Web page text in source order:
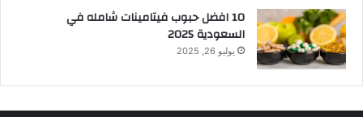
10 افضل حبوب فيتامينات شامله​ في
السعودية 2025
يوليو 26, 2025